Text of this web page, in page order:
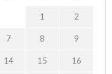
1 2
7 8 9
14 15 16